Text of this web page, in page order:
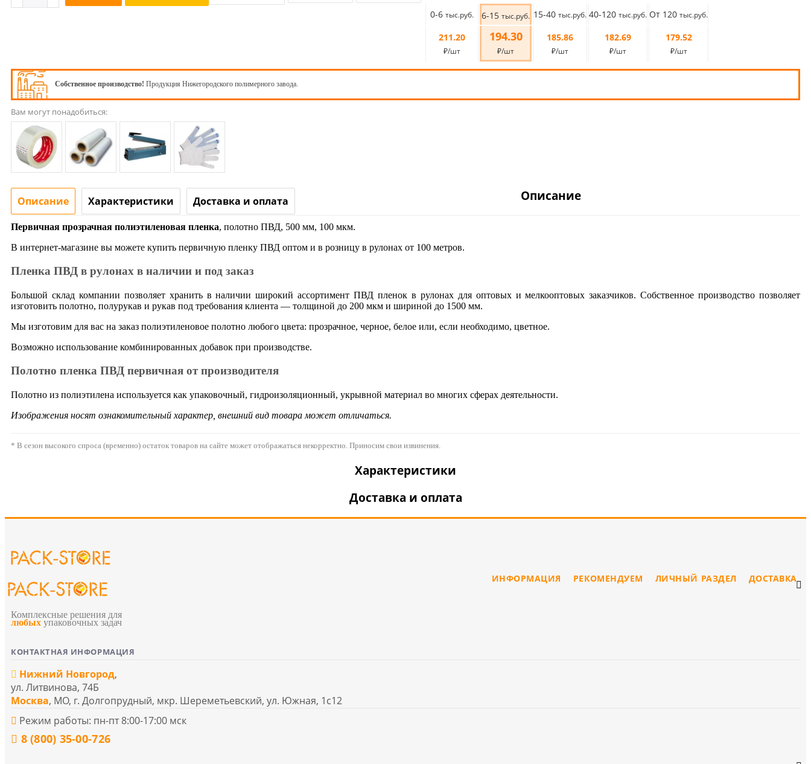
0-6 тыс.руб. 6-15 тыс.руб. 15-40 тыс.руб. 40-120 тыс.руб. От 120 тыс.руб.
211.20
₽/шт
194.30
₽/шт
185.86
₽/шт
182.69
₽/шт
179.52
₽/шт
Собственное производство! Продукция Нижегородского полимерного завода.
Вам могут понадобиться:
Описание Характеристики Доставка и оплата Описание
Первичная прозрачная полиэтиленовая пленка, полотно ПВД, 500 мм, 100 мкм.
В интернет-магазине вы можете купить первичную пленку ПВД оптом и в розницу в рулонах от 100 метров.
Пленка ПВД в рулонах в наличии и под заказ
Большой склад компании позволяет хранить в наличии широкий ассортимент ПВД пленок в рулонах для оптовых и мелкооптовых заказчиков. Собственное производство позволяет
изготовить полотно, полурукав и рукав под требования клиента — толщиной до 200 мкм и шириной до 1500 мм.
Мы изготовим для вас на заказ полиэтиленовое полотно любого цвета: прозрачное, черное, белое или, если необходимо, цветное.
Возможно использование комбинированных добавок при производстве.
Полотно пленка ПВД первичная от производителя
Полотно из полиэтилена используется как упаковочный, гидроизоляционный, укрывной материал во многих сферах деятельности.
Изображения носят ознакомительный характер, внешний вид товара может отличаться.
* В сезон высокого спроса (временно) остаток товаров на сайте может отображаться некорректно. Приносим свои извинения.
Характеристики
Доставка и оплата
ДОСТАВКА
ЛИЧНЫЙ РАЗДЕЛ
РЕКОМЕНДУЕМ
ИНФОРМАЦИЯ
Комплексные решения для
любых упаковочных задач
КОНТАКТНАЯ ИНФОРМАЦИЯ
Нижний Новгород,
ул. Литвинова, 74Б
Москва, МО, г. Долгопрудный, мкр. Шереметьевский, ул. Южная, 1с12
Режим работы: пн-пт 8:00-17:00 мск
8 (800) 35-00-726